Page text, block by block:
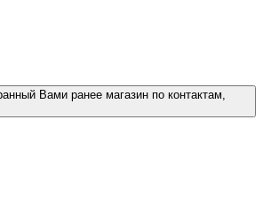
Вами ранее магазин по контактам,